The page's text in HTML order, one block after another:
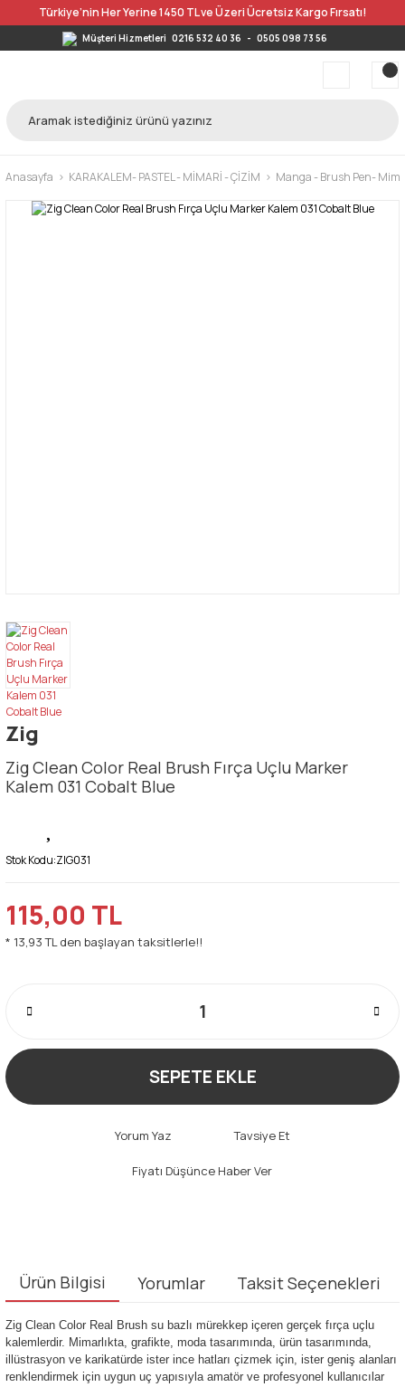
Türkiye’nin Her Yerine 1450 TL ve Üzeri Ücretsiz Kargo Fırsatı!
Müşteri Hizmetleri 0216 532 40 36 - 0505 098 73 56
Anasayfa KARAKALEM- PASTEL - MİMARİ - ÇİZİM Manga - Brush Pen-
Zig
Zig Clean Color Real Brush Fırça Uçlu Marker
Kalem 031 Cobalt Blue
Stok Kodu:ZIG031
115,00 TL
* 13,93 TL den başlayan taksitlerle!!
SEPETE EKLE
Yorum Yaz Tavsiye Et
Fiyatı Düşünce Haber Ver
Ürün Bilgisi Yorumlar Taksit Seçenekleri
Zig Clean Color Real Brush su bazlı mürekkep içeren gerçek fırça uçlu
kalemlerdir. Mimarlıkta, grafikte, moda tasarımında, ürün tasarımında,
illüstrasyon ve karikatürde ister ince hatları çizmek için, ister geniş alanları
renklendirmek için uygun uç yapısıyla amatör ve profesyonel kullanıcılar